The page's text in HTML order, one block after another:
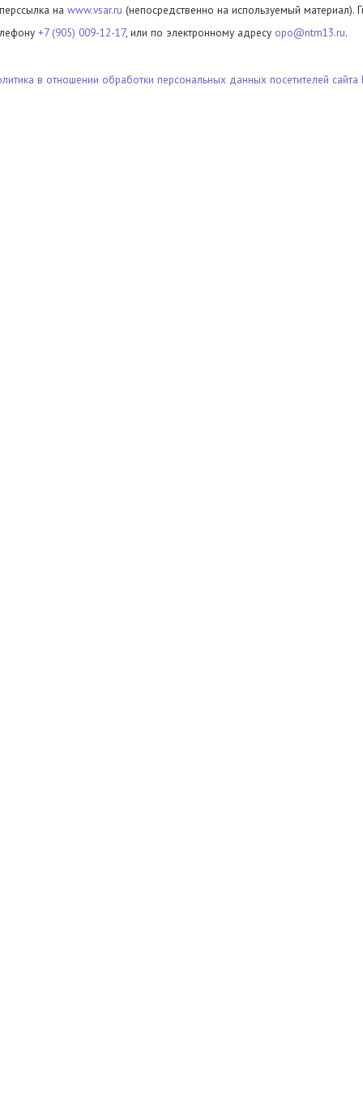
на www.vsar.ru (непосредственно на используемый материал).
+7 (905) 009-12-17, или по электронному адресу opo@ntm13.ru.
в отношении обработки персональных данных посетителей